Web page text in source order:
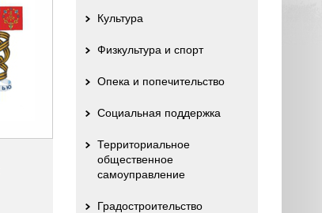
Культура
Физкультура и спорт
Опека и попечительство
Социальная поддержка
Территориальное
общественное
самоуправление
Градостроительство